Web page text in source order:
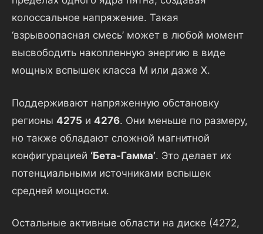
колоссальное напряжение. Такая
‘взрывоопасная смесь’ может в любой момент
высвободить накопленную энергию в виде
мощных вспышек класса M или даже X.
Поддерживают напряженную обстановку
регионы 4275 и 4276. Они меньше по размеру,
но также обладают сложной магнитной
конфигурацией ‘Бета-Гамма’. Это делает их
потенциальными источниками вспышек
средней мощности.
Остальные активные области на диске (4272,